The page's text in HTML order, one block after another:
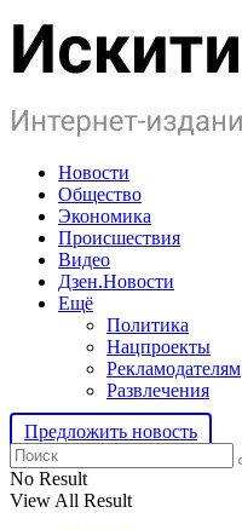
Новости
Общество
Экономика
Происшествия
Видео
Дзен.Новости
Ещё
Политика
Нацпроекты
Рекламодателям
Развлечения
Предложить новость
No Result
View All Result